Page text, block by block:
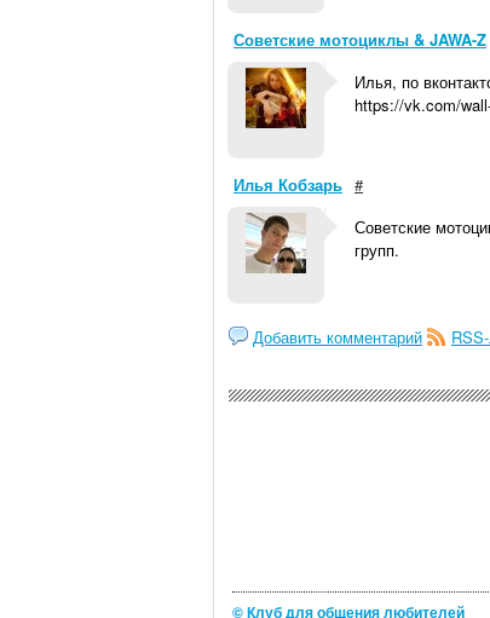
Советские мотоциклы & JAWA-Z
Илья, по
https://vk.com/
Илья Кобзарь #
Советские
групп.
Добавить комментарий
© Клуб для общения любителей